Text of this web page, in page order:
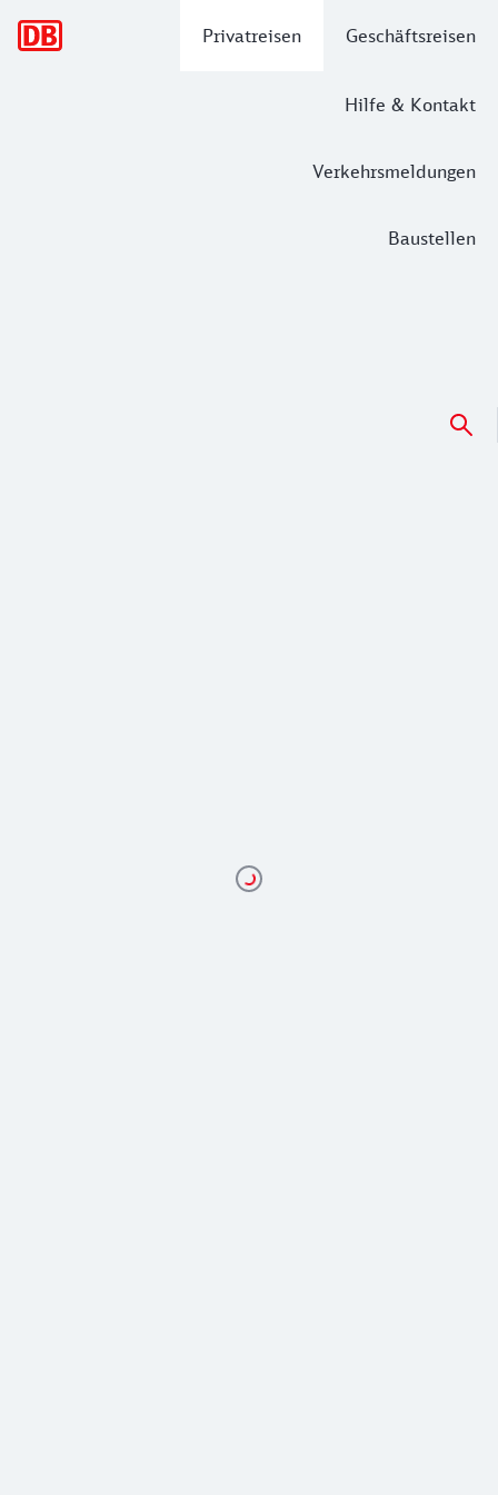
Privatreisen Geschäftsreisen
Hilfe & Kontakt
Verkehrsmeldungen
Baustellen